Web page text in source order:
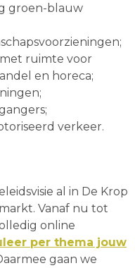
groen-blauw
ruimte voor
en horeca;
verkeer.
al in De Krop
Vanaf nu tot
online
per thema jouw
gaan we